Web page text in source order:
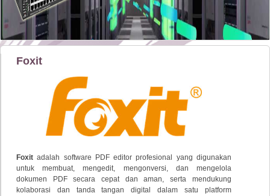
Foxit
Foxitadalah software PDFeditorprofesional yang digunakan
untukmembuat,mengedit, mengonversi, dan mengelola
dokumen
PDFsecaracepat danaman,serta mendukung
kolaborasi dan tandatangandigitaldalam satu platform